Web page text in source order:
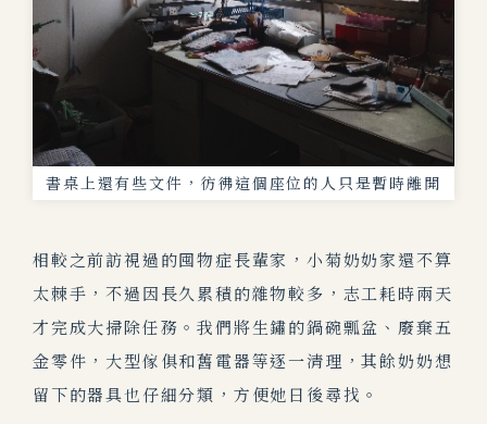
書桌上還有些文件，彷彿這個座位的人只是暫時離開
相較之前訪視過的囤物症長輩家，小菊奶奶家還不算
太棘手，不過因長久累積的雜物較多，志工耗時兩天
才完成大掃除任務。我們將生鏽的鍋碗瓢盆、廢棄五
金零件，大型傢俱和舊電器等逐一清理，其餘奶奶想
留下的器具也仔細分類，方便她日後尋找。